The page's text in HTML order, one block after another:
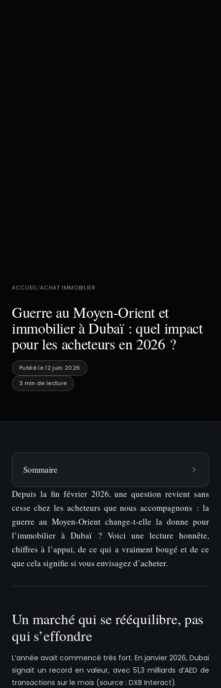
ACCUEIL/ACHAT IMMOBILIER
Guerre au Moyen-Orient et
immobilier à Dubaï : quel impact
pour les acheteurs en 2026 ?
Publié le 12 juin 2026
3 min de lecture
Sommaire
Depuis la fin février 2026, une question revient sans
cesse chez les acheteurs que nous accompagnons : la
guerre au Moyen-Orient change-t-elle la donne pour
l’immobilier à Dubaï ? Voici une lecture honnête,
chiffres à l’appui, de ce qui a vraiment bougé et de ce
que cela signifie si vous envisagez d’acheter.
Un marché qui se rééquilibre, pas
qui s’effondre
L’année avait commencé très fort. En janvier 2026, Dubaï
signait un record en valeur, avec 51,3 milliards d’AED de
transactions sur le mois (source : DXB Interact).